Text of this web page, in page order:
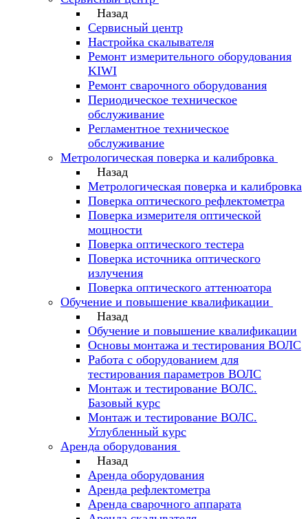
Назад
Сервисный центр
Настройка скалывателя
Ремонт измерительного оборудования
KIWI
Ремонт сварочного оборудования
Периодическое техническое
обслуживание
Регламентное техническое
обслуживание
Метрологическая поверка и калибровка
Назад
Метрологическая поверка и калибровка
Поверка оптического рефлектометра
Поверка измерителя оптической
мощности
Поверка оптического тестера
Поверка источника оптического
излучения
Поверка оптического аттенюатора
Обучение и повышение квалификации
Назад
Обучение и повышение квалификации
Основы монтажа и тестирования ВОЛС
Работа с оборудованием для
тестирования параметров ВОЛС
Монтаж и тестирование ВОЛС.
Базовый курс
Монтаж и тестирование ВОЛС.
Углубленный курс
Аренда оборудования
Назад
Аренда оборудования
Аренда рефлектометра
Аренда сварочного аппарата